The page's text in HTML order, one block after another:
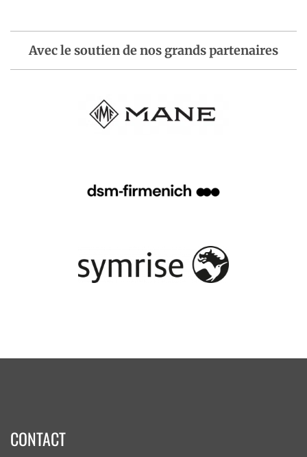
Avec le soutien de nos grands partenaires
CONTACT